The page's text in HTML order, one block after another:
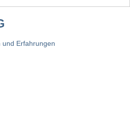
und Erfahrungen